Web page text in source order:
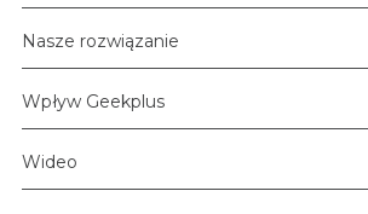
Nasze rozwiązanie
Wpływ Geekplus
Wideo